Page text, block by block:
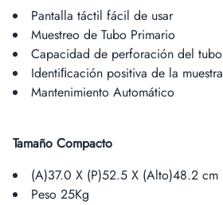
Pantalla táctil fácil de usar
Muestreo de Tubo Primario
Capacidad de perforación del tubo
Identiﬁcación positiva de la muestra
Mantenimiento Automático
Tamaño Compacto
(A)37.0 X (P)52.5 X (Alto)48.2 cm
Peso 25Kg